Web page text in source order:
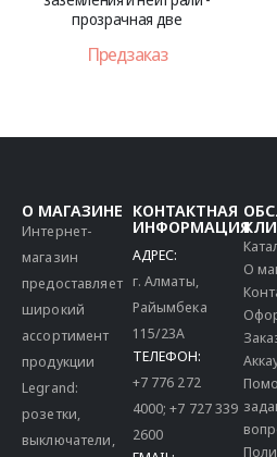
Предзаказ
О МАГАЗИНЕ
Интернет-
широкий
Legrand:
КОНТАКТНАЯ
ИНФОРМАЦИЯ
АДРЕС:
г. Алматы,
Райымбека
115/23A
ТЕЛЕФОН:
+7 776 272
4000
+7 727 339
2600
EMAIL:
О